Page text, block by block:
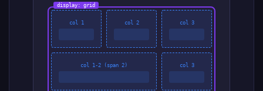
display: grid
col 1 col 2 col 3
col 1-2 (span 2) col 3